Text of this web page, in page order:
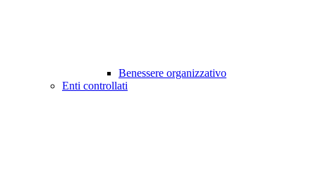
Benessere organizzativo
Enti controllati